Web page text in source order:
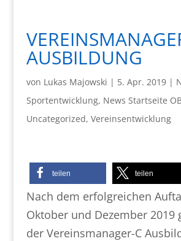
AUSBILDUNG
von Lukas Majowski | 5. Apr. 2019|
Sportentwicklung, News Startseite
Uncategorized, Vereinsentwicklung
teilen teilen
Nach dem erfolgreichen
Oktober und Dezember 2019
der Vereinsmanager-C